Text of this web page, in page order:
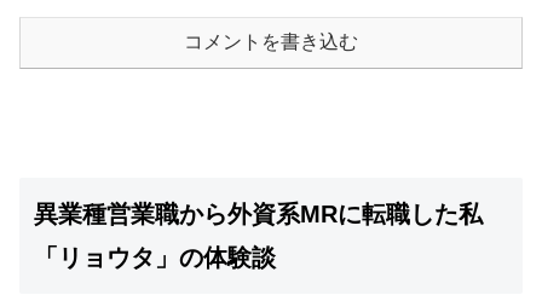
コメントを書き込む
異業種営業職から外資系MRに転職した私
「リョウタ」の体験談